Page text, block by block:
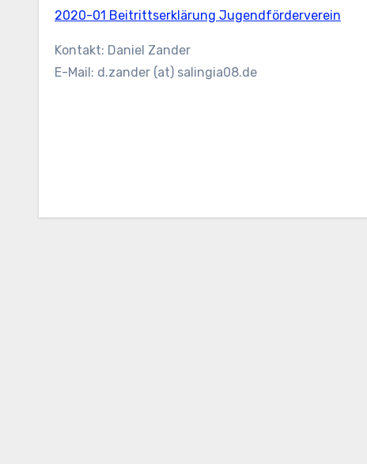
2020-01 Beitrittserklärung Jugendförderverein
Kontakt: Daniel Zander
E-Mail: d.zander (at) salingia08.de